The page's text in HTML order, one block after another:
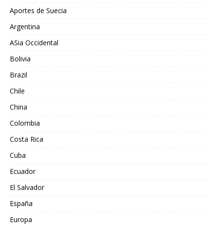
Aportes de Suecia
Argentina
ASia Occidental
Bolivia
Brazil
Chile
China
Colombia
Costa Rica
Cuba
Ecuador
El Salvador
España
Europa